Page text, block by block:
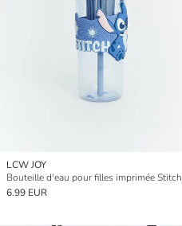
LCW JOY
Bouteille d'eau pour filles imprimée Stitch
6.99 EUR